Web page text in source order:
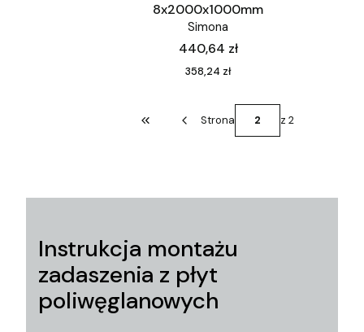
8x2000x1000mm
Simona
Cena
440,64 zł
Cena
358,24 zł
Wróć do pierwszej strony z produktami
Strona z 2
Instrukcja montażu
zadaszenia z płyt
poliwęglanowych